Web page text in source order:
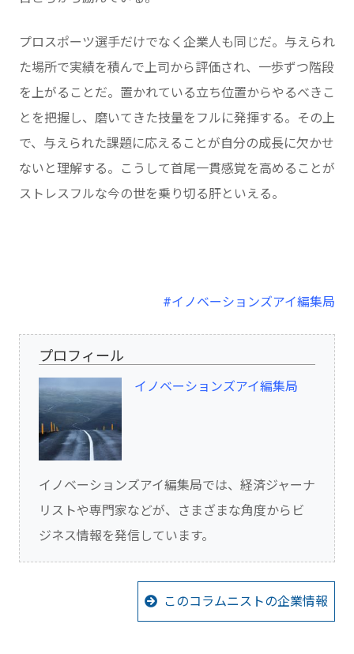
プロスポーツ選手だけでなく企業人も同じだ。与えられ
た場所で実績を積んで上司から評価され、一歩ずつ階段
を上がることだ。置かれている立ち位置からやるべきこ
とを把握し、磨いてきた技量をフルに発揮する。その上
で、与えられた課題に応えることが自分の成長に欠かせ
ないと理解する。こうして首尾一貫感覚を高めることが
ストレスフルな今の世を乗り切る肝といえる。
#イノベーションズアイ編集局
プロフィール
イノベーションズアイ編集局
イノベーションズアイ編集局では、経済ジャーナ
リストや専門家などが、さまざまな角度からビ
ジネス情報を発信しています。
このコラムニストの企業情報